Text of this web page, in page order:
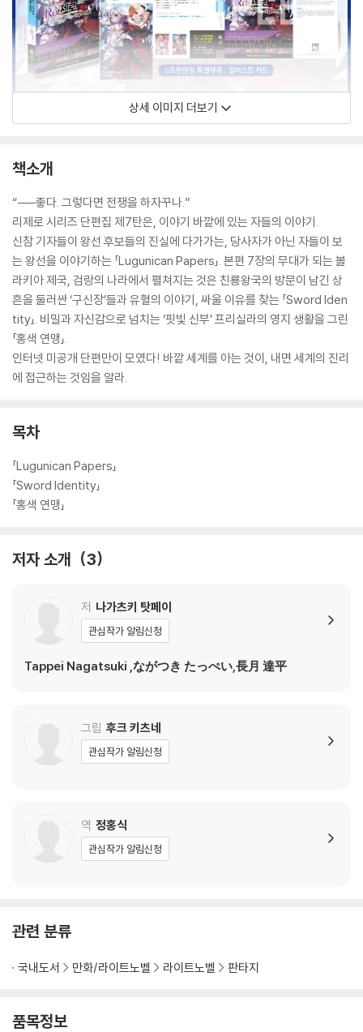
상세 이미지 더보기
책소개
“──좋다. 그렇다면 전쟁을 하자꾸나.”
리제로 시리즈 단편집 제7탄은, 이야기 바깥에 있는 자들의 이야기.
신참 기자들이 왕선 후보들의 진실에 다가가는, 당사자가 아닌 자들이 보
는 왕선을 이야기하는 「Lugunican Papers」. 본편 7장의 무대가 되는 볼
라키아 제국, 검랑의 나라에서 펼쳐지는 것은 친룡왕국의 방문이 남긴 상
흔을 둘러싼 ‘구신장’들과 유혈의 이야기, 싸울 이유를 찾는 「Sword Iden
tity」. 비밀과 자신감으로 넘치는 ‘핏빛 신부’ 프리실라의 영지 생활을 그린
「홍색 연맹」.
인터넷 미공개 단편만이 모였다! 바깥 세계를 아는 것이, 내면 세계의 진리
에 접근하는 것임을 알라.
목차
「Lugunican Papers」
「Sword Identity」
「홍색 연맹」
저자 소개 3
저 나가츠키 탓페이
관심작가 알림신청
Tappei Nagatsuki ,ながつき たっぺい,長月 達平
그림 후크 키츠네
관심작가 알림신청
역 정홍식
관심작가 알림신청
관련 분류
국내도서 만화/라이트노벨 라이트노벨 판타지
품목정보